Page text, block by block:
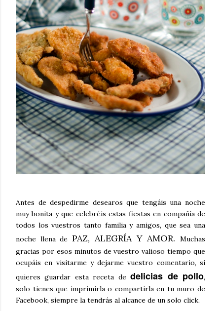
Antes de despedirme desearos que tengáis una noche
muy bonita y que celebréis estas fiestas en compañía de
todos los vuestros tanto familia y amigos, que sea una
noche llena dePAZ, ALEGRÍA Y AMOR.
Muchas
gracias por esos minutos de vuestro valioso tiempo que
ocupáis en visitarme y dejarme vuestro comentario, si
quieres guardar esta receta dedelicias de pollo,
solo tienes que imprimirla o compartirla en tu muro de
Facebook, siempre la tendrás al alcance de un solo click.